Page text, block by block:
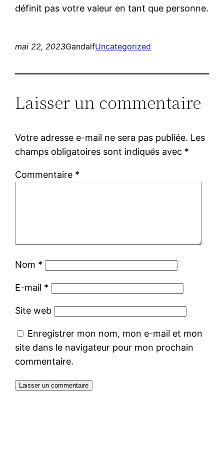
définit pas votre valeur en tant que personne.
mai 22, 2023GandalfUncategorized
Laisser un commentaire
Votre adresse e-mail ne sera pas publiée. Les
champs obligatoires sont indiqués avec *
Commentaire *
Nom *
E-mail *
Site web
Enregistrer mon nom, mon e-mail et mon
site dans le navigateur pour mon prochain
commentaire.